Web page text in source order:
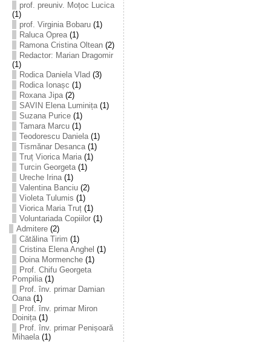
prof. preuniv. Moțoc Lucica
(1)
prof. Virginia Bobaru(1)
Raluca Oprea(1)
Ramona Cristina Oltean(2)
Redactor: Marian Dragomir
(1)
Rodica Daniela Vlad (3)
Rodica Ionașc (1)
Roxana Jipa(2)
SAVIN Elena Luminița(1)
Suzana Purice(1)
Tamara Marcu(1)
Teodorescu Daniela(1)
Tismănar Desanca(1)
Truț Viorica Maria(1)
Turcin Georgeta(1)
Ureche Irina(1)
Valentina Banciu(2)
Violeta Tulumis (1)
Viorica Maria Truț(1)
Voluntariada Copiilor(1)
Admitere(2)
Cătălina Tirim (1)
Cristina Elena Anghel (1)
Doina Mormenche(1)
Prof. Chifu Georgeta
Pompilia(1)
Prof. înv. primar Damian
Oana(1)
Prof. înv. primar Miron
Doinița(1)
Prof. înv. primar Penișoară
Mihaela(1)